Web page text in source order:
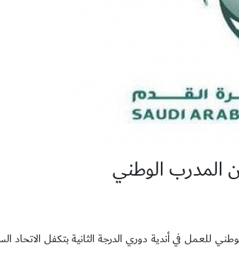
المدرب الوطني
للعمل في أندية دوري الدرجة الثانية بتكفل الاتحاد